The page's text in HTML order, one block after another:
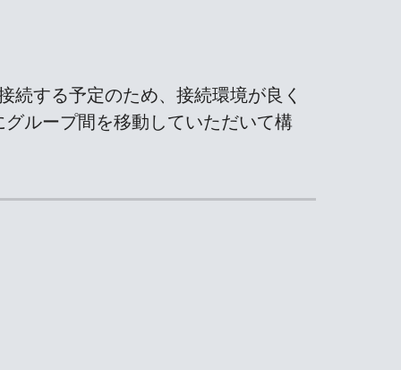
続する予定のため、接続環境が良く
ループ間を移動していただいて構